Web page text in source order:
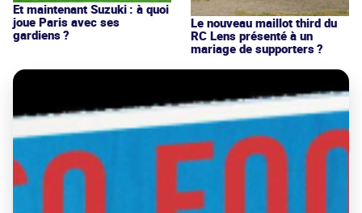
Et maintenant Suzuki : à quoi
joue Paris avec ses
gardiens ?
Le nouveau maillot third du
RC Lens présenté à un
mariage de supporters ?